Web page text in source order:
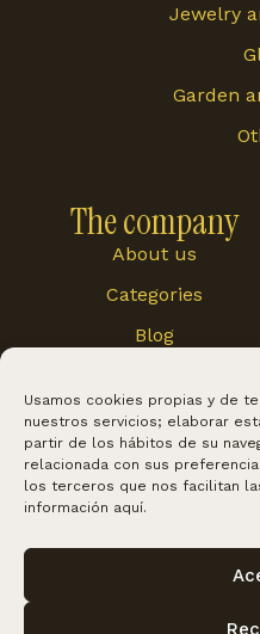
Usamos cookies propias y de
nuestros servicios; elaborar
partir de los hábitos de su
relacionada con sus
los terceros que nos facilitan
información aquí.
The company
About us
Categories
Blog
Jewelry
Garden